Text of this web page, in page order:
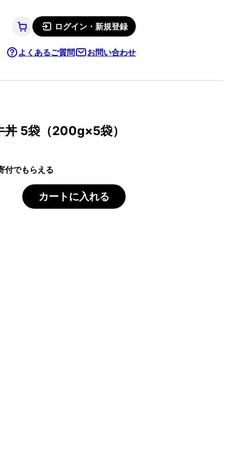
ログイン・新規登録
よくあるご質問 お問い合わせ
5袋（200g×5袋）
付でもらえる
カートに入れる